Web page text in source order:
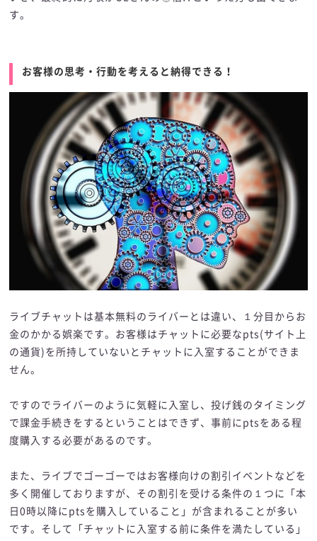
す。
お客様の思考・行動を考えると納得できる！
ライブチャットは基本無料のライバーとは違い、１分目からお
金のかかる娯楽です。お客様はチャットに必要なpts(サイト上
の通貨)を所持していないとチャットに入室することができま
せん。
ですのでライバーのように気軽に入室し、投げ銭のタイミング
で課金手続きをするということはできず、事前にptsをある程
度購入する必要があるのです。
また、ライブでゴーゴーではお客様向けの割引イベントなどを
多く開催しておりますが、その割引を受ける条件の１つに「本
日0時以降にptsを購入していること」が含まれることが多い
です。そして「チャットに入室する前に条件を満たしている」